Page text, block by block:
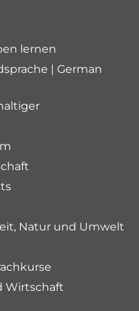
lernen
| German
Natur und Umwelt
Wirtschaft